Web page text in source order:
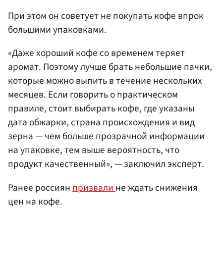
При этом он советует не покупать кофе впрок
большими упаковками.
«Даже хороший кофе со временем теряет
аромат. Поэтому лучше брать небольшие пачки,
которые можно выпить в течение нескольких
месяцев. Если говорить о практическом
правиле, стоит выбирать кофе, где указаны
дата обжарки, страна происхождения и вид
зерна — чем больше прозрачной информации
на упаковке, тем выше вероятность, что
продукт качественный», — заключил эксперт.
Ранее россиян призвали не ждать снижения
цен на кофе.